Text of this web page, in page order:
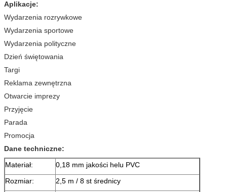
Aplikacje:
Wydarzenia rozrywkowe
Wydarzenia sportowe
Wydarzenia polityczne
Dzień świętowania
Targi
Reklama zewnętrzna
Otwarcie imprezy
Przyjęcie
Parada
Promocja
Dane techniczne:
Materiał:
0,18 mm jakości helu PVC
Rozmiar:
2,5 m / 8 st średnicy